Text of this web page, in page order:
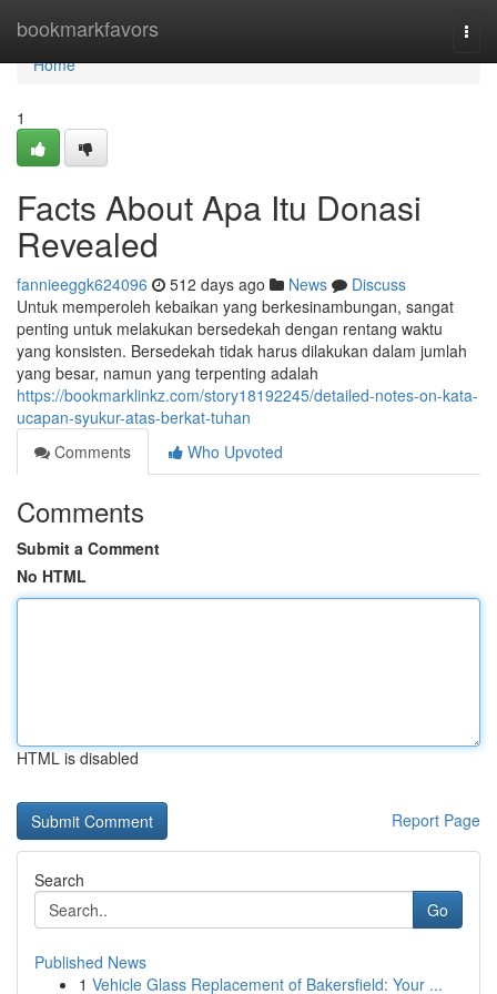
bookmarkfavors
Home
Home
1
Facts About Apa Itu Donasi
Revealed
fannieeggk624096 512 days ago News
Discuss
Untuk memperoleh kebaikan yang berkesinambungan, sangat
penting untuk melakukan bersedekah dengan rentang waktu
yang konsisten. Bersedekah tidak harus dilakukan dalam jumlah
yang besar, namun yang terpenting adalah
https://bookmarklinkz.com/story18192245/detailed-notes-on-kata-
ucapan-syukur-atas-berkat-tuhan
Comments
Who Upvoted
Comments
Submit a Comment
No HTML
HTML is disabled
Report Page
Search
Go
Published News
1 Vehicle Glass Replacement of Bakersfield: Your ...